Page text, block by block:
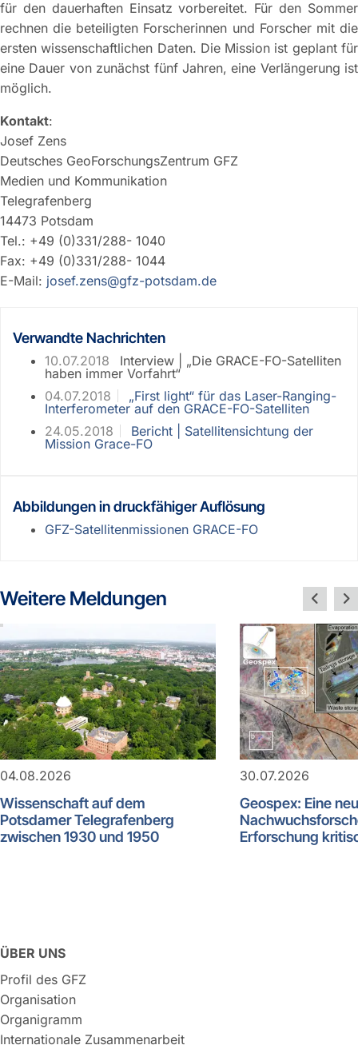
für den dauerhaften Einsatz vorbereitet. Für den Sommer
rechnen die beteiligten Forscherinnen und Forscher mit die
ersten wissenschaftlichen Daten. Die Mission ist geplant für
eine Dauer von zunächst fünf Jahren, eine Verlängerung ist
möglich.
Kontakt:
Josef Zens
Deutsches GeoForschungsZentrum GFZ
Medien und Kommunikation
Telegrafenberg
14473 Potsdam
Tel.: +49 (0)331/288- 1040
Fax: +49 (0)331/288- 1044
E-Mail: josef.zens@gfz-potsdam.de
Verwandte Nachrichten
10.07.2018
Interview | „Die GRACE-FO-Satelliten
haben immer Vorfahrt“
04.07.2018
„First light“ für das Laser-Ranging-
Interferometer auf den GRACE-FO-Satelliten
24.05.2018
Bericht | Satellitensichtung der
Mission Grace-FO
Abbildungen in druckfähiger Auflösung
GFZ-Satellitenmissionen GRACE-FO
Weitere Meldungen
04.08.2026
Wissenschaft auf dem
Potsdamer Telegrafenberg
zwischen 1930 und 1950
30.07.2026
Geospex: Eine
Erforschung
ÜBER UNS
Profil des GFZ
Organisation
Organigramm
Internationale Zusammenarbeit